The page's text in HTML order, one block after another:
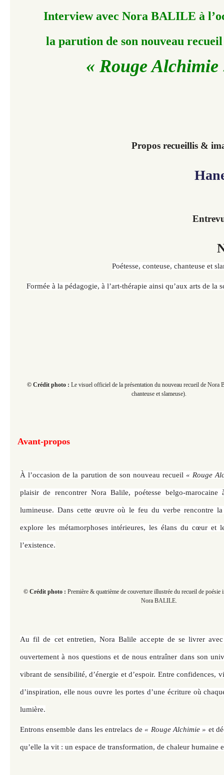
Interview avec Nora BALILE à
la parution de son nouveau recueil
« Rouge Alchimie
Propos recueillis &
Poétesse, conteuse, chanteuse et
Formée à la pédagogie, à l’art-thérapie ainsi qu’aux arts de la
© Crédit photo : Le visuel officiel de la présentation du nouveau recueil de Nora
chanteuse et slameuse).
Avant-propos
À l’occasion de la parution de son nouveau recueil « Rouge
plaisir de rencontrer Nora Balile, poétesse belgo-
lumineuse. Dans cette œuvre où le feu du verbe rencontre
explore les métamorphoses intérieures, les élans du cœur et
l’existence.
© Crédit photo : Première & quatrième de couverture illustrée du recueil de poésie
Nora BALILE.
Au fil de cet entretien, Nora Balile accepte de se livrer
ouvertement à nos questions et de nous entraîner dans son
vibrant de sensibilité, d’énergie et d’espoir. Entre confidences,
d’inspiration, elle nous ouvre les portes d’une écriture où
lumière.
Entrons ensemble dans les entrelacs de « Rouge Alchimie » et
qu’elle la vit : un espace de transformation, de chaleur humaine